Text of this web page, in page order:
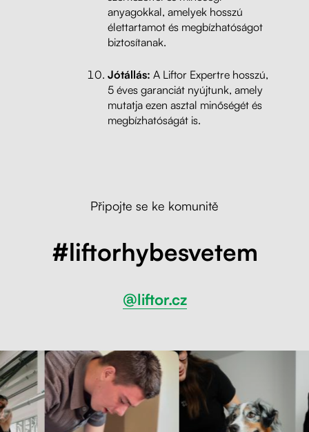
anyagokkal, amelyek hosszú
élettartamot és megbízhatóságot
biztosítanak.
Jótállás: A Liftor Expertre hosszú,
5 éves garanciát nyújtunk, amely
mutatja ezen asztal minőségét és
megbízhatóságát is.
Připojte se ke komunitě
#liftorhybesvetem
@liftor.cz